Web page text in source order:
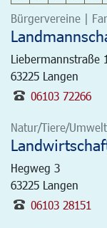
Bürgervereine |
Liebermannstraße
63225 Langen
06103 72266
Natur/Tiere/
Hegweg 3
63225 Langen
06103 28151